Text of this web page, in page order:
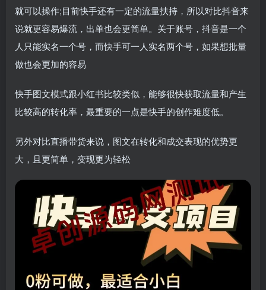
就可以操作;目前快手还有一定的流量扶持，所以对比抖音来
说就更容易爆流，出单也会更简单。关于账号，抖音是一个
人只能实名一个号，而快手可一人实名两个号，如果想批量
做也会更加的容易
快手图文模式跟小红书比较类似，能够很快获取流量和产生
比较高的转化率，最重要的一点是快手的创作难度低。
另外对比直播带货来说，图文在转化和成交表现的优势更
大，且更简单，变现更为轻松